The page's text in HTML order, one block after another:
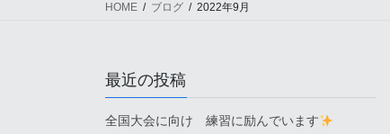
HOME ブログ 2022年9月
最近の投稿
全国大会に向け 練習に励んでいます